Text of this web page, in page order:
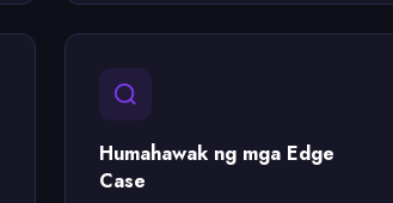
Humahawak ng mga Edge
Case